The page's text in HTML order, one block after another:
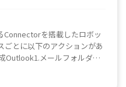
Connectorを搭載したロボッ
ごとに以下のアクションがあ
Outlook1.メールフォルダ情
メールを移動5.メールを送